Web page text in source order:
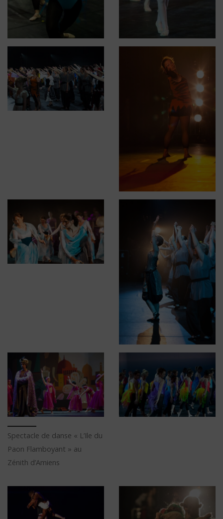
Spectacle de danse « L’Ile du
Paon Flamboyant » au
Zénith d’Amiens